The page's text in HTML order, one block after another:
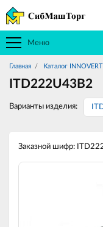
Меню
Главная Каталог INNOVERT
ITD222U43B2
Варианты изделия:
Заказной шифр: